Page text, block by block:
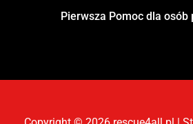
Pierwsza Pomoc dla osób